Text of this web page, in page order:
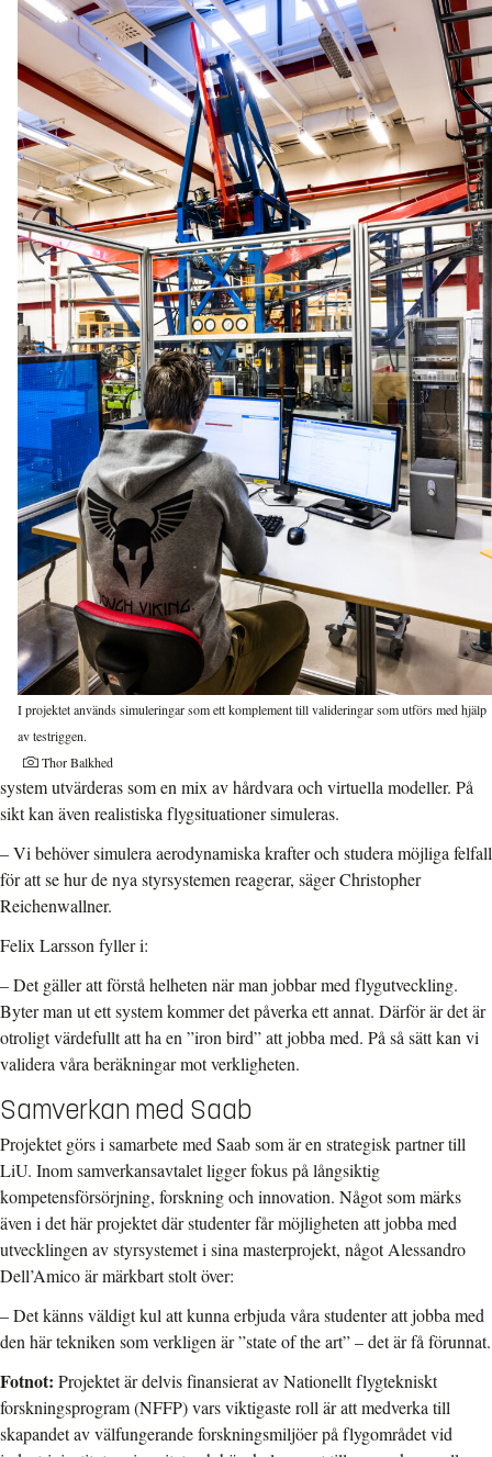
I projektet används simuleringar som ett komplement till valideringar som utförs med hjälp
av testriggen.
Thor Balkhed
system utvärderas som en mix av hårdvara och virtuella modeller. På
sikt kan även realistiska flygsituationer simuleras.
– Vi behöver simulera aerodynamiska krafter och studera möjliga felfall
för att se hur de nya styrsystemen reagerar, säger Christopher
Reichenwallner.
Felix Larsson fyller i:
– Det gäller att förstå helheten när man jobbar med flygutveckling.
Byter man ut ett system kommer det påverka ett annat. Därför är det är
otroligt värdefullt att ha en ”iron bird” att jobba med. På så sätt kan vi
validera våra beräkningar mot verkligheten.
Samverkan med Saab
Projektet görs i samarbete med Saab som är en strategisk partner till
LiU. Inom samverkansavtalet ligger fokus på långsiktig
kompetensförsörjning, forskning och innovation. Något som märks
även i det här projektet där studenter får möjligheten att jobba med
utvecklingen av styrsystemet i sina masterprojekt, något Alessandro
Dell’Amico är märkbart stolt över:
– Det känns väldigt kul att kunna erbjuda våra studenter att jobba med
den här tekniken som verkligen är ”state of the art” – det är få förunnat.
Fotnot: Projektet är delvis finansierat av Nationellt flygtekniskt
forskningsprogram (NFFP) vars viktigaste roll är att medverka till
skapandet av välfungerande forskningsmiljöer på flygområdet vid